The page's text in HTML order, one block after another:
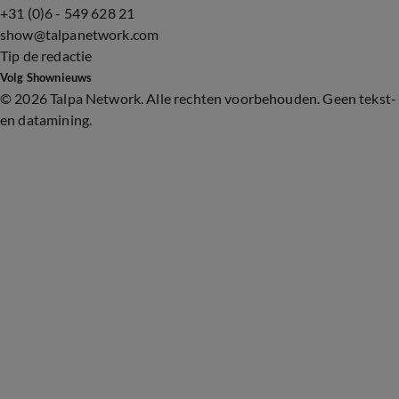
+31 (0)6 - 549 628 21
show@talpanetwork.com
Tip de redactie
Volg Shownieuws
© 2026 Talpa Network. Alle rechten voorbehouden. Geen tekst-
en datamining.